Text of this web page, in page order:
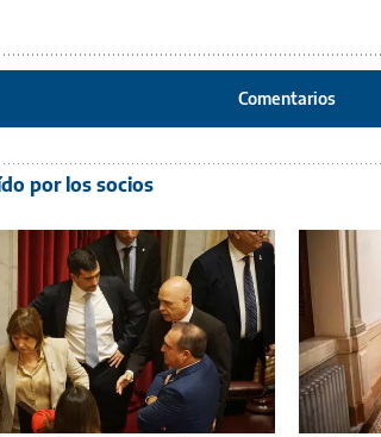
Comentarios
por los socios